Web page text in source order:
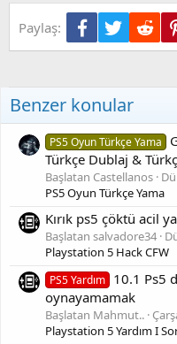
:
Paylaş: Facebook
Twitter
Benzer konular
PS5 Oyun Türkçe Yama
Türkçe Dublaj &
Başlatan Castellanos
PS5 Oyun Türkçe Yama
Kırık ps5 çöktü acil
Başlatan salvadore34
Playstation 5 Hack CFW
PS5 Yardım 10.1 Ps5
oynayamamak
Başlatan Mahmut..
Playstation 5 Yardım I